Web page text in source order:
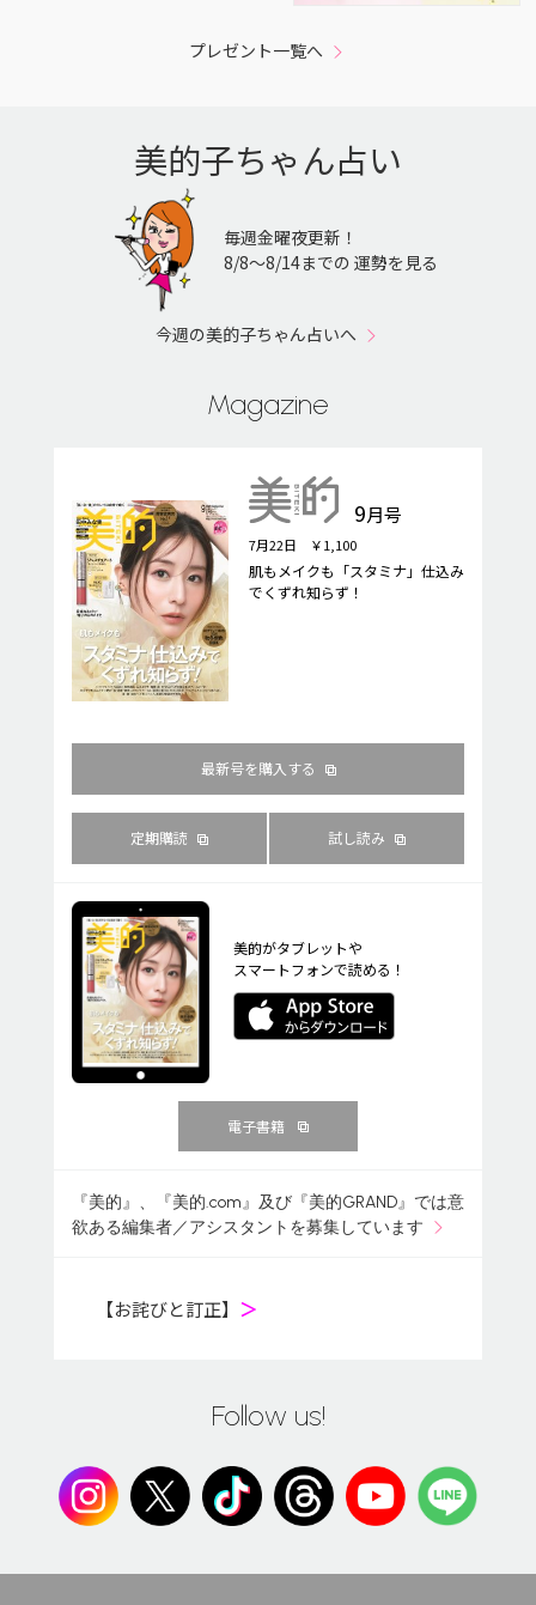
プレゼント一覧へ
美的子ちゃん占い
毎週金曜夜更新！
8/8〜8/14までの 運勢を見る
今週の美的子ちゃん占いへ
Magazine
9月号
7月22日 ￥1,100
肌もメイクも「スタミナ」仕込み
でくずれ知らず！
最新号を購入する
定期購読 試し読み
美的がタブレットや
スマートフォンで読める！
電子書籍
『美的』、『美的.com』及び『美的GRAND』では意
欲ある編集者／アシスタントを募集しています
【お詫びと訂正】 ＞
Follow us!